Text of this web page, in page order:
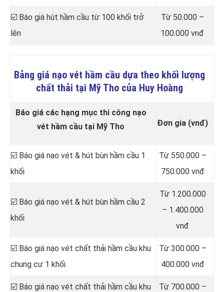
☑️ Báo giá hút hầm cầu từ 100 khối trở
lên
Từ 50.000 –
100.000 vnđ
Bảng giá nạo vét hầm cầu dựa theo khối lượng
chất thải tại Mỹ Tho của Huy Hoàng
Báo giá các hạng mục thi công nạo
vét hầm cầu tại Mỹ Tho
Đơn gia (vnđ)
☑️ Báo giá nạo vét & hút bùn hầm cầu 1
khối
Từ 550.000 –
750.000 vnđ
☑️ Báo giá nạo vét & hút bùn hầm cầu 2
khối
Từ 1.200.000
– 1.400.000
vnđ
☑️ Báo giá nạo vét chất thải hầm cầu khu
chung cư 1 khối
Từ 300.000 –
400.000 vnđ
☑️ Báo giá nạo vét chất thải hầm cầu khu
Từ 700.000 –